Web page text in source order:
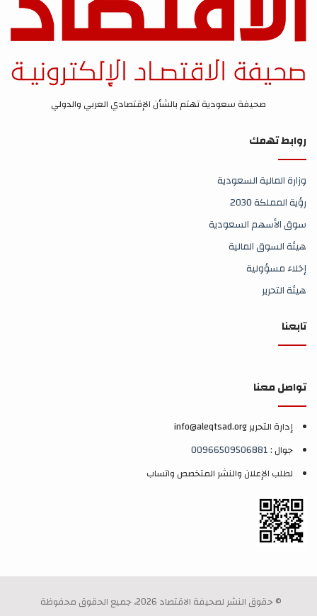
صحيفة سعودية تهتم بالشأن الإقتصادي العربي والدولي
روابط تهمك
وزارة المالية السعودية
رؤية المملكة 2030
سوق الأسهم السعودية
هيئة السوق المالية
إخلاء مسؤولية
هيئة التحرير
تابعنا
تواصل معنا
إدارة التحرير info@aleqtsad.org
جوال :00966509506881
لطلب الإعلان والنشر المتخصص واتساب
© حقوق النشر لصحيفة الاقتصاد 2026، جميع الحقوق محفوظة